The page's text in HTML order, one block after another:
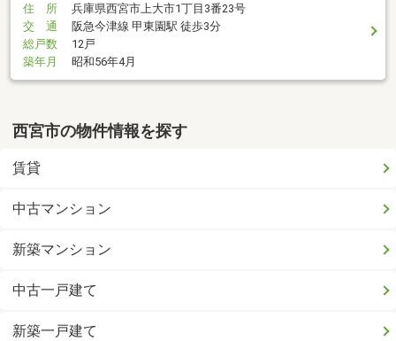
住 所
兵庫県西宮市上大市1丁目3番23号
交 通
阪急今津線 甲東園駅 徒歩3分
総戸数
12戸
築年月
昭和56年4月
西宮市の物件情報を探す
賃貸
中古マンション
新築マンション
中古一戸建て
新築一戸建て